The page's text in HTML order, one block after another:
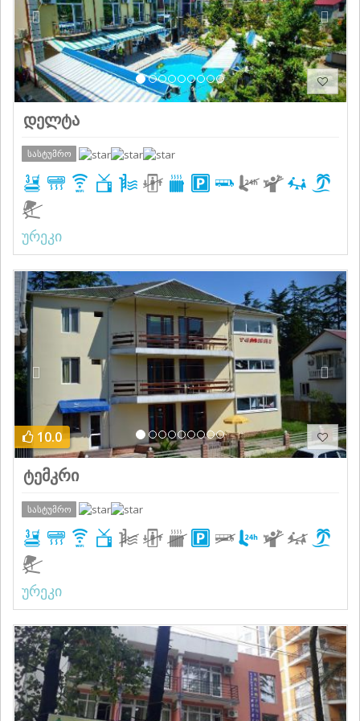
დელტა
სასტუმრო
ურეკი
Previous Next
10.0
ტემკრი
სასტუმრო
ურეკი
Previous Next